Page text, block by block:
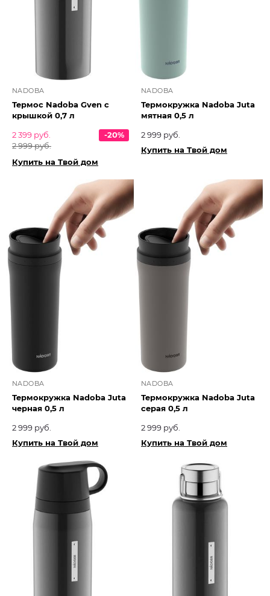
NADOBA
Термос Nadoba Gven с
крышкой 0,7 л
2 399 руб.
2 999 руб.
-20%
Купить на Твой дом
NADOBA
Термокружка Nadoba Juta
мятная 0,5 л
2 999 руб.
Купить на Твой дом
NADOBA
Термокружка Nadoba Juta
черная 0,5 л
2 999 руб.
Купить на Твой дом
NADOBA
Термокружка Nadoba Juta
серая 0,5 л
2 999 руб.
Купить на Твой дом